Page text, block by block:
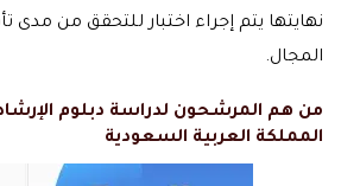
نهايتها يتم إجراء اختبار للتحقق من مدى
المجال.
من هم المرشحون لدراسة دبلوم
المملكة العربية السعودية